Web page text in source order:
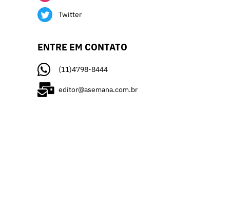
Twitter
ENTRE EM CONTATO
(11)4798-8444
editor@asemana.com.br